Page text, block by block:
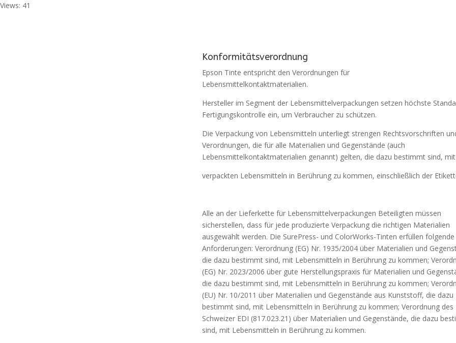
Views: 41
Konformitätsverordnung
Epson Tinte entspricht den Verordnungen für
Lebensmittelkontaktmaterialien.
Hersteller im Segment der Lebensmittelverpackungen setzen höchste
Fertigungskontrolle ein, um Verbraucher zu schützen.
Die Verpackung von Lebensmitteln unterliegt strengen Rechtsvorschriften
Verordnungen, die für alle Materialien und Gegenstände (auch
Lebensmittelkontaktmaterialien genannt) gelten, die dazu bestimmt sind, mit
verpackten Lebensmitteln in Berührung zu kommen, einschließlich der
Alle an der Lieferkette für Lebensmittelverpackungen Beteiligten müssen
sicherstellen, dass für jede produzierte Verpackung die richtigen Materialien
ausgewählt werden. Die SurePress- und ColorWorks-Tinten erfüllen folgende
Anforderungen: Verordnung (EG) Nr. 1935/2004 über Materialien und
die dazu bestimmt sind, mit Lebensmitteln in Berührung zu kommen;
(EG) Nr. 2023/2006 über gute Herstellungspraxis für Materialien und
die dazu bestimmt sind, mit Lebensmitteln in Berührung zu kommen;
(EU) Nr. 10/2011 über Materialien und Gegenstände aus Kunststoff, die dazu
bestimmt sind, mit Lebensmitteln in Berührung zu kommen; Verordnung des
Schweizer EDI (817.023.21) über Materialien und Gegenstände, die dazu
sind, mit Lebensmitteln in Berührung zu kommen.